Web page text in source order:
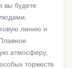
вы будете
линию и
атмосферу,
торжеств